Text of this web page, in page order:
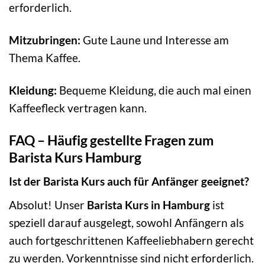
erforderlich.
Mitzubringen: Gute Laune und Interesse am
Thema Kaffee.
Kleidung: Bequeme Kleidung, die auch mal einen
Kaffeefleck vertragen kann.
FAQ – Häufig gestellte Fragen zum
Barista Kurs Hamburg
Ist der Barista Kurs auch für Anfänger geeignet?
Absolut! Unser Barista Kurs in Hamburg ist
speziell darauf ausgelegt, sowohl Anfängern als
auch fortgeschrittenen Kaffeeliebhabern gerecht
zu werden. Vorkenntnisse sind nicht erforderlich.